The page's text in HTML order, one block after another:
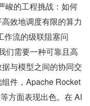
峻的工程挑战：如何
效地调度有限的算力
作流的级联阻塞问
们需要一种可靠且高
与模型之间的协同交
件，Apache Rocket
方面表现出色。在 AI